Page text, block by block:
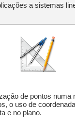
a sistemas
de pontos numa
o uso de
e no plano.